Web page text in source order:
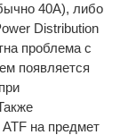
40А), либо
Distribution
проблема с
появляется
на предмет